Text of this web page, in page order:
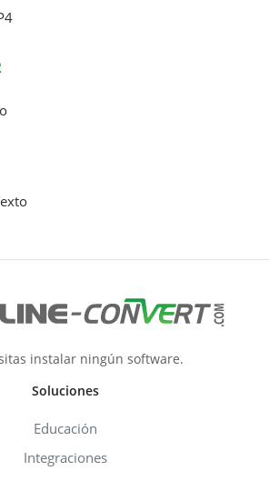
instalar ningún software.
Soluciones
Educación
Integraciones